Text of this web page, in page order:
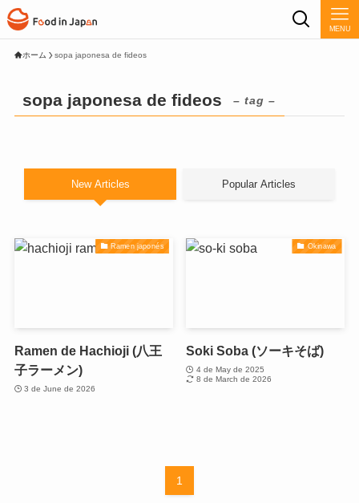
MENU
ホーム sopa japonesa de fideos
sopa japonesa de fideos – tag –
New Articles Popular Articles
Ramen japonés
Ramen de Hachioji (八王
子ラーメン)
3 de June de 2026
Okinawa
Soki Soba (ソーキそば)
4 de May de 2025
8 de March de 2026
1